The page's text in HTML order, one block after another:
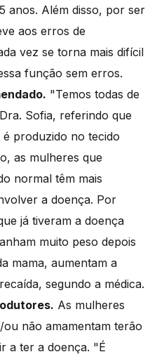
anos. Além disso, por ser
aos erros de
vez se torna mais difícil
função sem erros.
"Temos todas de
Sofia, referindo que
produzido no tecido
as mulheres que
normal têm mais
a doença. Por
já tiveram a doença
muito peso depois
mama, aumentam a
segundo a médica.
As mulheres
não amamentam terão
a ter a doença. "É